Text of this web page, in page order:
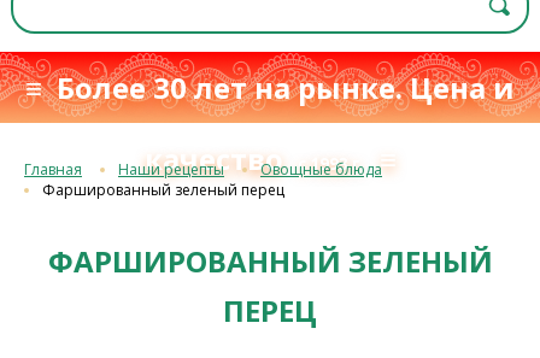
≡ Более 30 лет на рынке. Цена и
качествос 1993 г.≡
Главная Наши рецепты
Овощные блюда
Фаршированный зеленый перец
ФАРШИРОВАННЫЙ ЗЕЛЕНЫЙ
ПЕРЕЦ